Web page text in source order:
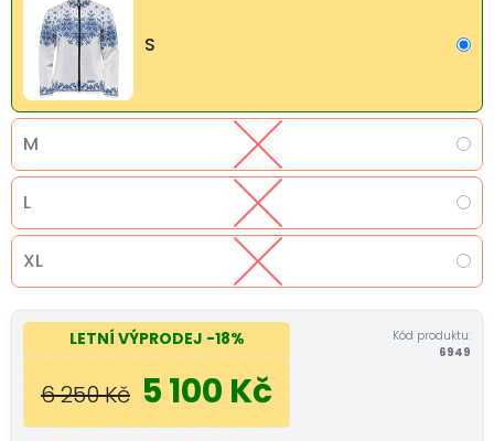
S
M
L
XL
LETNÍ VÝPRODEJ -18%
6 250 Kč 5 100 Kč
Kód produktu:
6949